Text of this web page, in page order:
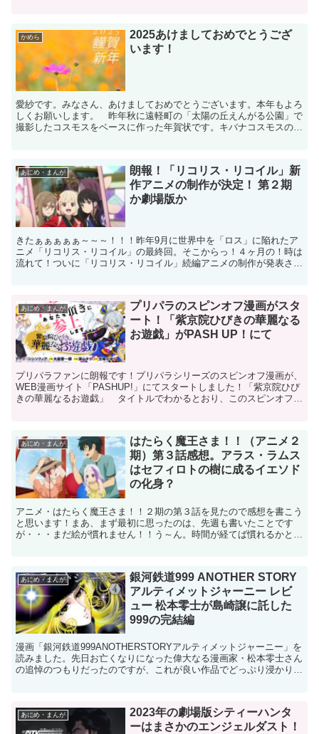
かめら
2025あけましておめでとうござ
います！
愛紗です。みなさん、あけましておめでとうございます。本年もよろ
しくお願いします。 昨年秋に遠軽町の「太陽の丘えんがる公園」で
撮影したコスモスをベースに作った年賀状です。キバナコスモスの畑
あにめ・まんが
朗報！「リコリス・リコイル」新
作アニメの制作が決定！ 第２期
か劇場版か
きたぁぁぁぁぁ～～～！！！昨年9月に世界中を「ロス」に陥れたア
ニメ「リコリス・リコイル」の最終回。そこからっ！４ヶ月の！時は
流れて！ついに「リコリス・リコイル」続編アニメの制作が発表され
あにめ・まんが
プリパラのスピンオフ漫画がスタ
ート！「紫京院ひびきの華麗なる
お遊戯」がPASH UP！にて
プリパラファンに朗報です！プリパラシリーズのスピンオフ漫画が、
WEB漫画サイト「PASHUP!」にてスタートしました！「紫京院ひび
きの華麗なるお遊戯」 タイトルでわかるとおり、このスピンオフは
あにめ・まんが
はたらく魔王さま！！（アニメ２
期）第３話感想。アラス・ラムス
はセフィロトの樹に成るイエソド
の化身？
アニメ・はたらく魔王さま！！２期の第３話を見たので感想を書こう
と思います！まあ、まず最初に思ったのは、先週も書いたことです
が・・・まだ絵が慣れません！！う～ん。時間が経てば慣れるかと思
あにめ・まんが
銀河鉄道999 ANOTHER STORY
アルティメットジャーニー レビ
ュー 松本零士が島崎譲に託した
999の完結編
漫画「銀河鉄道999ANOTHERSTORYアルティメットジャーニー」を
読みました。先日お亡くなりになった偉大なる漫画家・松本零士さん
の追悼のつもりだったのですが、これが良い作品でどっぷり浸かりま
あにめ・まんが
2023年の劇場版シティーハンタ
ーはまさかのエンジェルダスト！